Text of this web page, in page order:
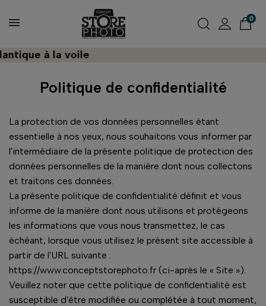
0
à la voile
Politique de confidentialité
La protection de vos données personnelles étant
essentielle à nos yeux, nous souhaitons vous informer par
l'intermédiaire de la présente politique de protection des
données personnelles de la manière dont nous collectons
et traitons ces données.
La présente politique de confidentialité définit et vous
informe de la manière dont nous utilisons et protégeons
les informations que vous nous transmettez, le cas
échéant, lorsque vous utilisez le présent site accessible à
partir de l'URL suivante :
https://www.conceptstorephoto.fr (ci-après le « Site »).
Veuillez noter que cette politique de confidentialité est
susceptible d'être modifiée ou complétée à tout moment,